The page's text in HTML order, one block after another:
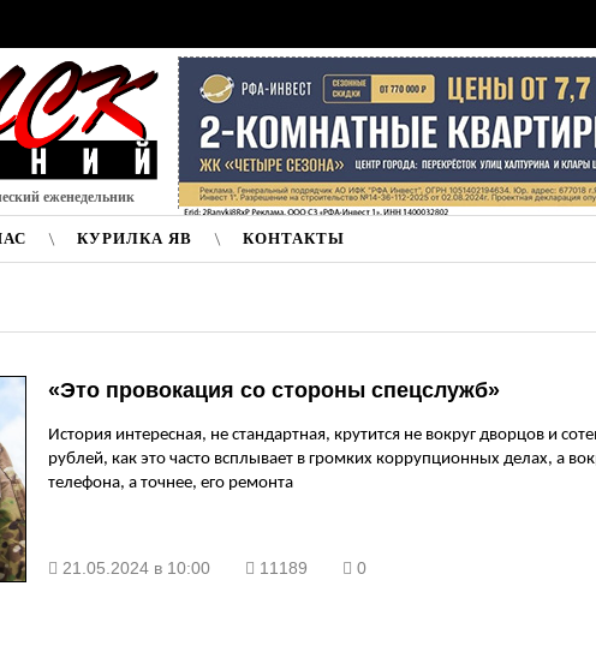
еженедельник
КУРИЛКА ЯВ КОНТАКТЫ
«Это провокация со стороны спецслужб»
История интересная, не стандартная, крутится не вокруг дворцов и
рублей, как это часто всплывает в громких коррупционных делах, а
телефона, а точнее, его ремонта
21.05.2024 в 10:00 11189 0